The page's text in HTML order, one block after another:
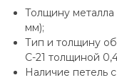
Толщину
мм);
Тип и толщину
С-21 толщиной
Наличие петель